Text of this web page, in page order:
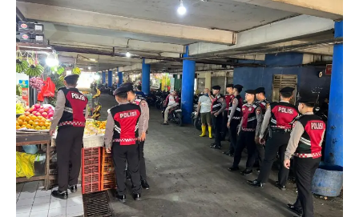
internasional
berita
nasional
polri